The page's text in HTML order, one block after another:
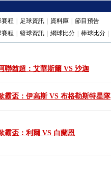
賽程 足球資訊 資料庫
節目預告
賽程 籃球資訊 網球比分 棒球比分
聯酋超：艾華斯爾 VS 沙迦
霸盃：伊高斯 VS 布格勒斯特星隊
霸盃：利爾 VS 白蘭恩